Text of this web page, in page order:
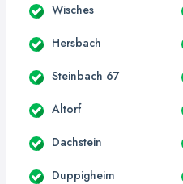
Wisches
Hersbach
Steinbach 67
Altorf
Dachstein
Duppigheim